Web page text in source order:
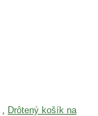
Drôtený košík na